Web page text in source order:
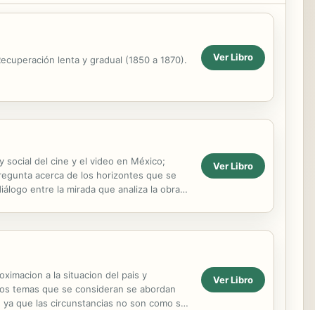
lenta y gradual (1850 a 1870). Ver Libro
social del cine y el video en México;
acerca de los horizontes que se
entre la mirada que analiza la obra y
Ver Libro
a la situacion del pais y
temas que se consideran se abordan
que las circunstancias no son como se
Ver Libro